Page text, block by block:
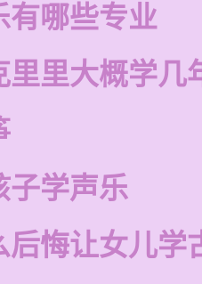
有哪些专业
里里大概学几
子学声乐
后悔让女儿学